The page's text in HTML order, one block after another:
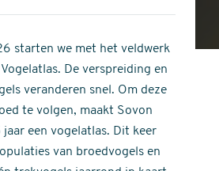
starten we met het veldwerk
De verspreiding en
veranderen snel. Om deze
te volgen, maakt Sovon
jaar een vogelatlas. Dit keer
van broedvogels en